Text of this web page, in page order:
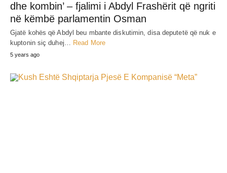
dhe kombin’ – fjalimi i Abdyl Frashërit që ngriti
në këmbë parlamentin Osman
Gjatë kohës që Abdyl beu mbante diskutimin, disa deputetë që nuk e
kuptonin siç duhej…
Read More
5 years ago